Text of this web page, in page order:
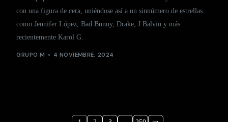
con una figura de cera, uniéndose así a un sinnúmero de estrellas
como Jennifer López, Bad Bunny, Drake, J Balvin y más
recientemente Karol G.
GRUPO M 4 NOVIEMBRE, 2024